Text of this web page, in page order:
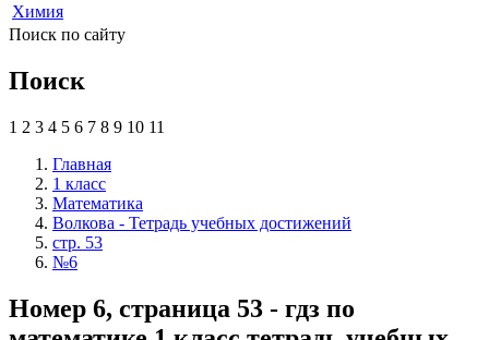
Химия
Поиск по сайту
Поиск
1 2 3 4 5 6 7 8 9 10 11
Главная
1 класс
Математика
Волкова - Тетрадь учебных достижений
стр. 53
№6
Номер 6, страница 53 - гдз по